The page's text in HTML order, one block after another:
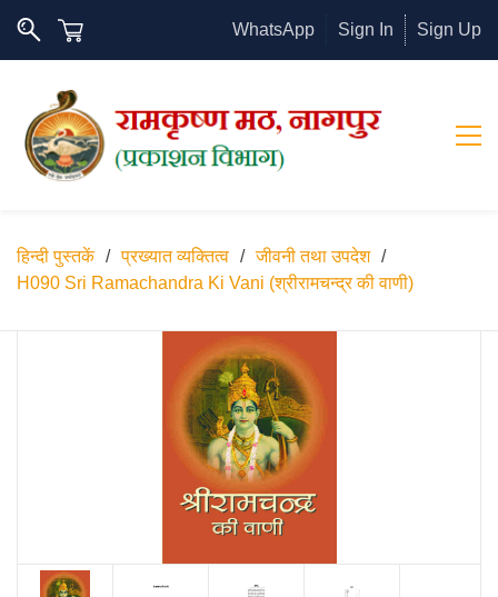
WhatsApp Sign In Sign Up
हिन्दी पुस्तकें / प्रख्यात व्यक्तित्व / जीवनी तथा उपदेश /
H090 Sri Ramachandra Ki Vani (श्रीरामचन्द्र की वाणी)